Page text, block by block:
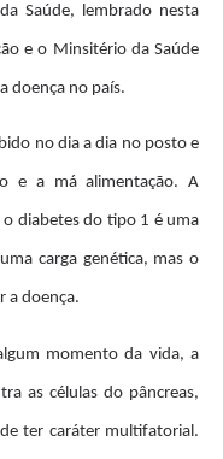
Saúde, lembrado nesta
e o Minsitério da Saúde
doença no país.
no dia a dia no posto e
e a má alimentação. A
diabetes do tipo 1 é uma
carga genética, mas o
a doença.
momento da vida, a
as células do pâncreas,
ter caráter multifatorial.